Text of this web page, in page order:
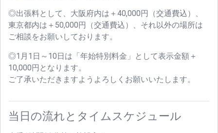
◎出張料として、大阪府内は＋40,000円（交通費込）、
東京都内は＋50,000円（交通費込）、それ以外の場所は
ご相談をお願いしております。
◎1月1日～10日は「年始特別料金」として表示金額＋
10,000円となります。
ご了承いただきますようよろしくお願いいたします。
当日の流れとタイムスケジュール